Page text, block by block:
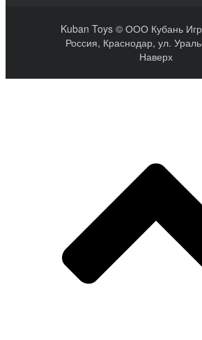
Kuban Toys © ООО Кубань
Россия, Краснодар, ул.
Наверх